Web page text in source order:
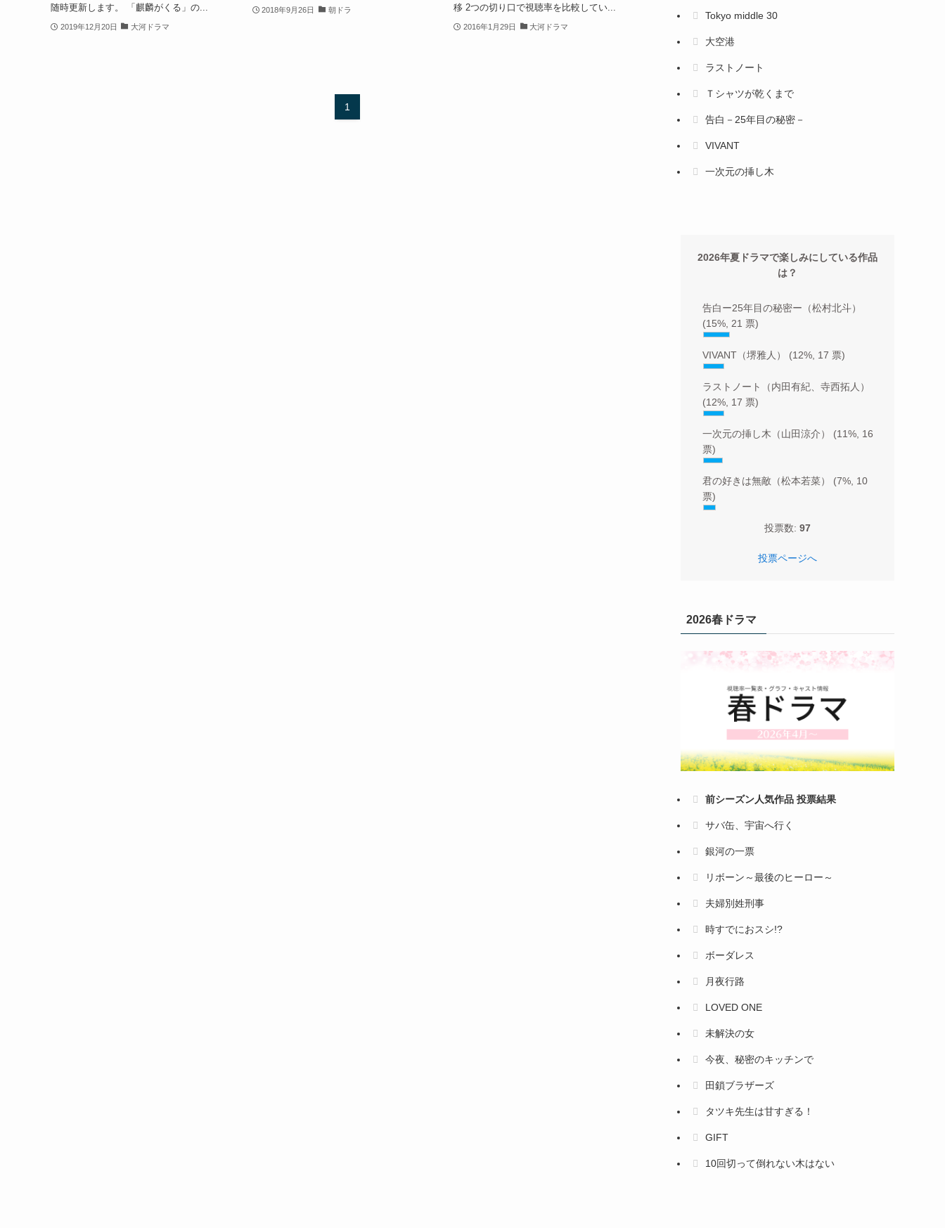
随時更新します。 「麒麟がくる」の...
2019年12月20日 大河ドラマ
2018年9月26日 朝ドラ
移 2つの切り口で視聴率を比較してい...
2016年1月29日 大河ドラマ
1
Tokyo middle 30
大空港
ラストノート
Ｔシャツが乾くまで
告白－25年目の秘密－
VIVANT
一次元の挿し木
2026年夏ドラマで楽しみにしている作品
は？
告白ー25年目の秘密ー（松村北斗）
(15%, 21 票)
VIVANT（堺雅人） (12%, 17 票)
ラストノート（内田有紀、寺西拓人）
(12%, 17 票)
一次元の挿し木（山田涼介） (11%, 16
票)
君の好きは無敵（松本若菜） (7%, 10
票)
投票数: 97
投票ページへ
2026春ドラマ
前シーズン人気作品 投票結果
サバ缶、宇宙へ行く
銀河の一票
リボーン～最後のヒーロー～
夫婦別姓刑事
時すでにおスシ!?
ボーダレス
月夜行路
LOVED ONE
未解決の女
今夜、秘密のキッチンで
田鎖ブラザーズ
タツキ先生は甘すぎる！
GIFT
10回切って倒れない木はない